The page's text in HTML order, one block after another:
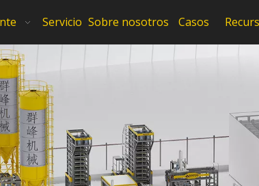
Servicio Sobre nosotros Casos